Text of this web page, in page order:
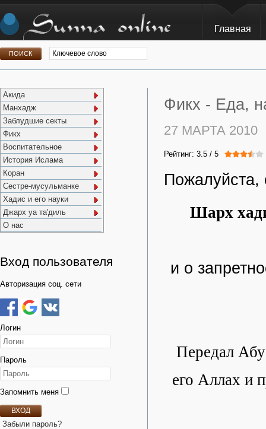
Главная
Акида
Манхадж
Заблудшие секты
Фикх
Воспитательное
История Ислама
Коран
Сестре-мусульманке
Хадис и его науки
Джарх уа та'диль
О нас
Вход пользователя
Авторизация соц. сети
Логин
Пароль
Запомнить меня
ВХОД
Забыли пароль?
Фикх - Еда,
27 МАРТА 2010
Рейтинг: 3.5 / 5
Пожалуйста,
Шарх
и о
Передал Абу
его Аллах и